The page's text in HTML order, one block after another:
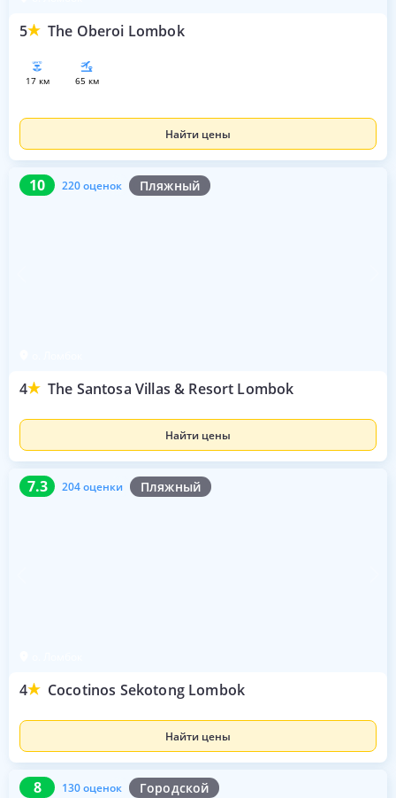
5 The Oberoi Lombok
17 км 65 км
Найти цены
10 220 оценок Пляжный
4 The Santosa Villas & Resort Lombok
10 220 оценок
Найти цены
7.3 204 оценки Пляжный
4 Cocotinos Sekotong Lombok
7.3 204 оценки
Найти цены
8 130 оценок Городской
8 130 оценок